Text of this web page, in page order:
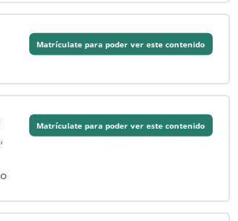
Matrículate para poder ver este contenido
Matrículate para poder ver este contenido